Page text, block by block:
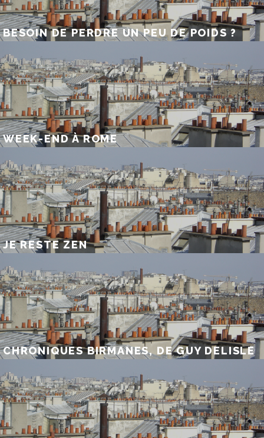
BESOIN DE PERDRE UN PEU DE POIDS ?
WEEK-END À ROME
JE RESTE ZEN
CHRONIQUES BIRMANES, DE GUY DELISLE